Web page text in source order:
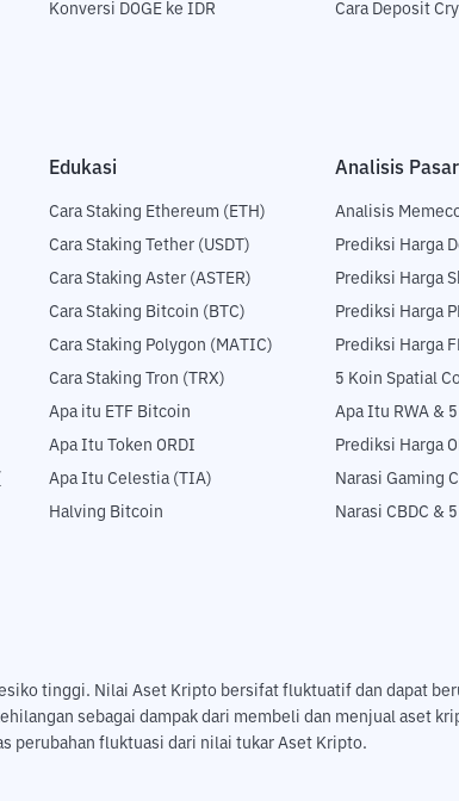
Konversi DOGE ke IDR
Cara Deposit
Edukasi
Cara Staking Ethereum (ETH)
Cara Staking Tether (USDT)
Cara Staking Aster (ASTER)
Cara Staking Bitcoin (BTC)
Cara Staking Polygon (MATIC)
Cara Staking Tron (TRX)
Apa itu ETF Bitcoin
Apa Itu Token ORDI
Apa Itu Celestia (TIA)
Halving Bitcoin
Analisis Pasar
Analisis
Prediksi Harga
Prediksi Harga
Prediksi Harga
Prediksi Harga
5 Koin Spatial
Apa Itu RWA &
Prediksi Harga
Narasi Gaming
Narasi CBDC &
tinggi. Nilai Aset Kripto bersifat fluktuatif dan dapat
sebagai dampak dari membeli dan menjual aset
perubahan fluktuasi dari nilai tukar Aset Kripto.